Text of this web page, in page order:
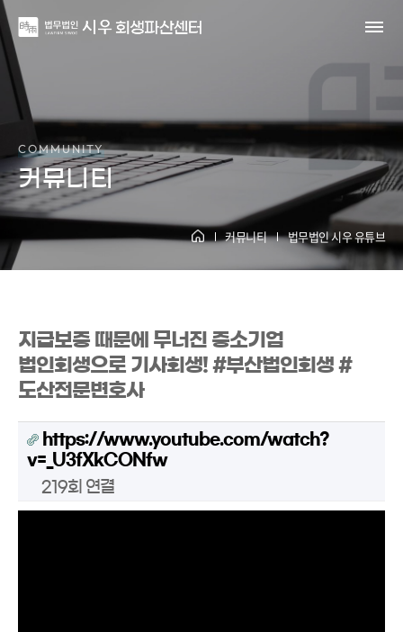
COMMUNITY
커뮤니티
커뮤니티 법무법인 시우 유튜브
지급보증 때문에 무너진 중소기업
법인회생으로 기사회생! #부산법인회생 #
도산전문변호사
https://www.youtube.com/watch?
v=_U3fXkCONfw
219회 연결